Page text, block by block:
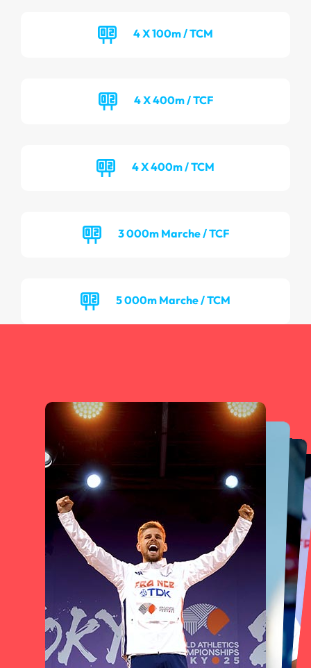
4 X 100m / TCM
4 X 400m / TCF
4 X 400m / TCM
3 000m Marche / TCF
5 000m Marche / TCM